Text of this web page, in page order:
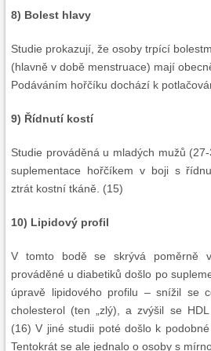
8) Bolest hlavy
Studie prokazují, že osoby trpící
(hlavně v době menstruace) mají
Podáváním hořčíku dochází k
9) Řídnutí kostí
Studie prováděná u mladých mužů
suplementace hořčíkem v boji s
ztrát kostní tkáně. (15)
10) Lipidový profil
V tomto bodě se skrývá poměrně
prováděné u diabetiků došlo po
úpravě lipidového profilu – snížil se
cholesterol (ten „zlý), a zvýšil se HDL
(16) V jiné studii poté došlo k
Tentokrát se ale jednalo o osoby s